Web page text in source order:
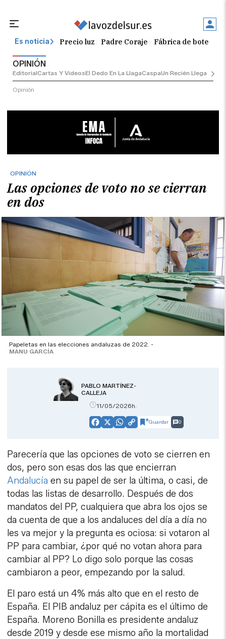
Es noticia Precio luz Padre Coraje Fábrica de botellas
OPINIÓN
EditorialCartas Y VídeosEl Dedo En La LlagaCaspaUn Recién Llegado
Opinión
OPINIÓN
Las opciones de voto no se cierran
en dos
Papeletas en las elecciones andaluzas de 2022. -
MANU GARCÍA
PABLO MARTÍNEZ-
CALLEJA
11/05/2026h.
Facebook
X WhatsApp
CopyGuardar 0
Parecería que las opciones de voto se cierren en
dos, pero son esas dos las que encierran
Andalucía en su papel de ser la última, o casi, de
todas las listas de desarrollo. Después de dos
mandatos del PP, cualquiera que abra los ojos se
da cuenta de que a los andaluces del día a día no
les va mejor y la pregunta es ociosa: si votaron al
PP para cambiar, ¿por qué no votan ahora para
cambiar al PP? Lo digo solo porque las cosas
cambiaron a peor, empezando por la salud.
El paro está un 4% más alto que en el resto de
España. El PIB andaluz per cápita es el último de
España. Moreno Bonilla es presidente andaluz
desde 2019 y desde ese mismo año la mortalidad